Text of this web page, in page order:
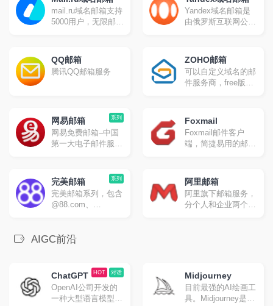
mail.ru域名邮箱支持
5000用户，无限邮箱
Yandex域名邮箱是
由俄罗斯互联网公司
SMTP/POP3/IMAP
QQ邮箱
腾讯QQ邮箱服务
ZOHO邮箱
可以自定义域名的邮
件服务商，free版不
系列
网易邮箱
网易免费邮箱–中国
第一大电子邮件服务
@126.com和
@yeah.net为后缀的
免费邮箱。超过20年
邮箱运营经验，系统
务。网易邮箱官方
所有邮箱，并可在手
机、Windows和Mac
上多端协同使用。
Foxmail
Foxmail邮件客户
端，简捷易用的邮件
轻松。
系列
完美邮箱
完美邮箱系列，包含
@88.com、
邮箱，多端同步重要
QQ、139、
Outlook、Gmail等邮
箱邮件。
阿里邮箱
阿里旗下邮箱服务，
分个人和企业两个版
AIGC前沿
对话
HOT
ChatGPT
OpenAI公司开发的
一种大型语言模型，
Midjourney
目前最强的AI绘画工
具。Midjourney是一